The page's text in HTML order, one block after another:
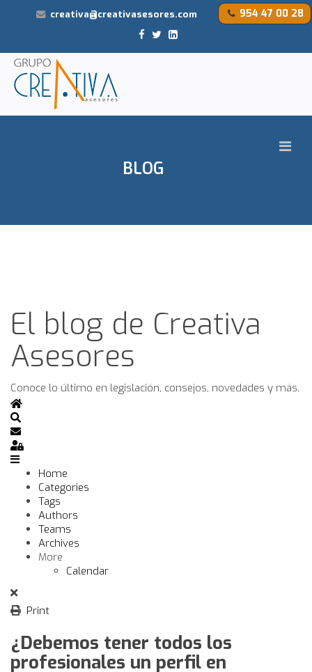
954 47 00 28
creativa@creativasesores.com
BLOG
El blog de Creativa
Asesores
Conoce lo último en legislación, consejos, novedades y más.
Home
Search
Subscribe to blog
Sign In
Home
Categories
Tags
Authors
Teams
Archives
More
Calendar
Print
¿Debemos tener todos los
profesionales un perfil en